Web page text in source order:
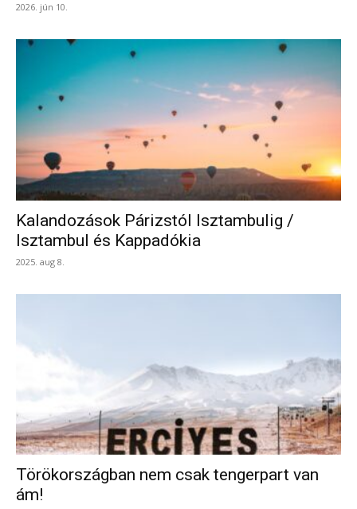
2026. jún 10.
Kalandozások Párizstól Isztambulig /
Isztambul és Kappadókia
2025. aug 8.
Törökországban nem csak tengerpart van
ám!